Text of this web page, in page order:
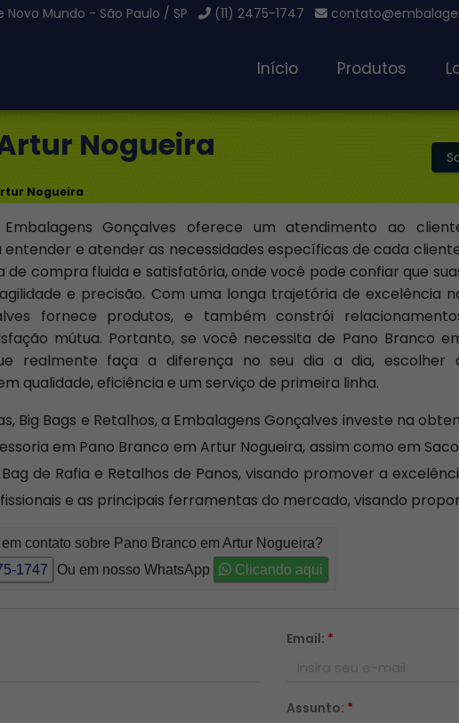
Novo Mundo - São Paulo / SP (11) 2475-1747
Início Produtos
Nogueira
Nogueira
Gonçalves oferece um atendimento ao
e atender as necessidades específicas de cada
de compra fluida e satisfatória, onde você pode confiar que
e precisão. Com uma longa trajetória de excelência
fornece produtos, e também constrói
mútua. Portanto, se você necessita de Pano Branco
realmente faça a diferença no seu dia a dia, escolher
qualidade, eficiência e um serviço de primeira linha.
Big Bags e Retalhos, a Embalagens Gonçalves investe na
em Pano Branco em Artur Nogueira, assim como em Saco
de Rafia e Retalhos de Panos, visando promover a
e as principais ferramentas do mercado, visando
contato sobre Pano Branco em Artur Nogueira?
1747 Ou em nosso WhatsApp Clicando aqui
Email: *
Assunto: *